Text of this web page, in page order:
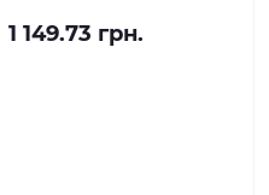
1 149.73 грн.